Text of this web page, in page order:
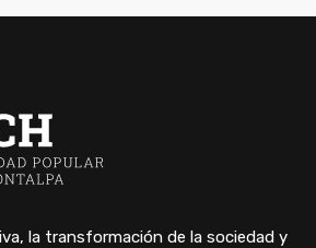
la transformación de la sociedad y